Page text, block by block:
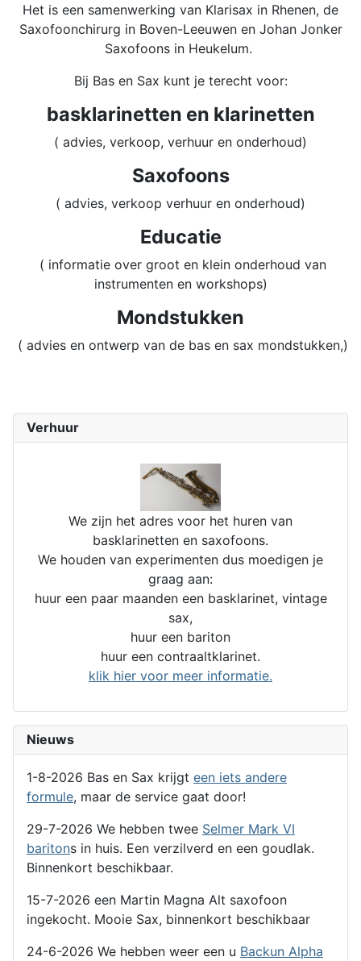
Verhuur
We zijn het adres voor het huren van
basklarinetten en saxofoons.
We houden van experimenten dus moedigen je
graag aan:
huur een paar maanden een basklarinet, vintage
sax,
huur een bariton
huur een contraaltklarinet.
klik hier voor meer informatie.
Nieuws
1-8-2026 Bas en Sax krijgt een iets andere
formule, maar de service gaat door!
29-7-2026 We hebben twee Selmer Mark VI
baritons in huis. Een verzilverd en een goudlak.
Binnenkort beschikbaar.
15-7-2026 een Martin Magna Alt saxofoon
ingekocht. Mooie Sax, binnenkort beschikbaar
24-6-2026 We hebben weer een u Backun Alpha
Het is een samenwerking van Klarisax in Rhenen, de
Saxofoonchirurg in Boven-Leeuwen en Johan Jonker
Saxofoons in Heukelum.
Bij Bas en Sax kunt je terecht voor:
basklarinetten en klarinetten
( advies, verkoop, verhuur en onderhoud)
Saxofoons
( advies, verkoop verhuur en onderhoud)
Educatie
( informatie over groot en klein onderhoud van
instrumenten en workshops)
Mondstukken
( advies en ontwerp van de bas en sax mondstukken,)